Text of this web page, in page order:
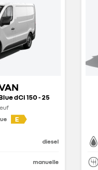
dCi 150 - 25
E
diesel
manuelle